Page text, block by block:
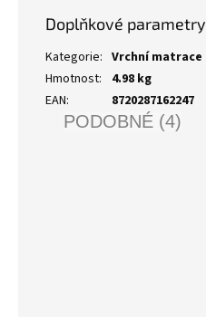
Doplňkové parametry
Kategorie: Vrchní matrace
Hmotnost:
4.98 kg
EAN: 8720287162247
PODOBNÉ (4)